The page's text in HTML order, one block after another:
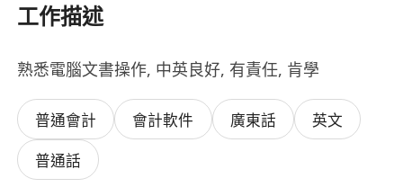
工作描述
熟悉電腦文書操作, 中英良好, 有責任, 肯學
普通會計 會計軟件 廣東話
英文
普通話